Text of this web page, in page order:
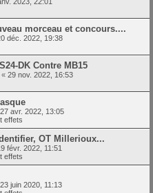
morceau et concours....
déc. 2022, 19:38
DK Contre MB15
« 29 nov. 2022, 16:53
27 avr. 2022, 13:05
effets
OT Millerioux...
févr. 2022, 11:51
effets
23 juin 2020, 11:13